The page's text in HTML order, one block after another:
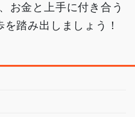
お金と上手に付き合う
踏み出しましょう！